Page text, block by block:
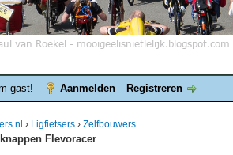
gast! Aanmelden Registreren
› Ligfietsers ›Zelfbouwers
Flevoracer